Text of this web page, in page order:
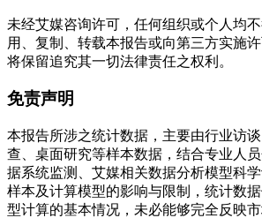
未经艾媒咨询许可，任何组织或个人均
用、复制、转载本报告或向第三方实施
将保留追究其一切法律责任之权利。
免责声明
本报告所涉之统计数据，主要由行业访
查、桌面研究等样本数据，结合专业人
据系统监测、艾媒相关数据分析模型科
样本及计算模型的影响与限制，统计数
型计算的基本情况，未必能够完全反映